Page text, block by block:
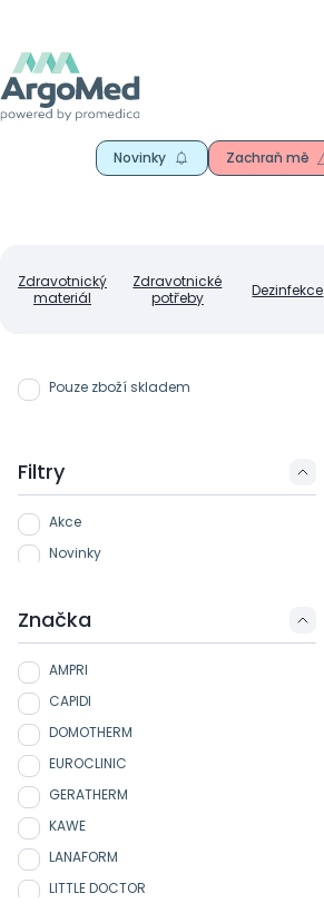
Zdravotnický
materiál
Zdravotnické
potřeby
Dezinfekce
Novinky Zachraň mě
Pouze zboží skladem
Filtry
Akce
Novinky
Značka
AMPRI
CAPIDI
DOMOTHERM
EUROCLINIC
GERATHERM
KAWE
LANAFORM
LITTLE DOCTOR